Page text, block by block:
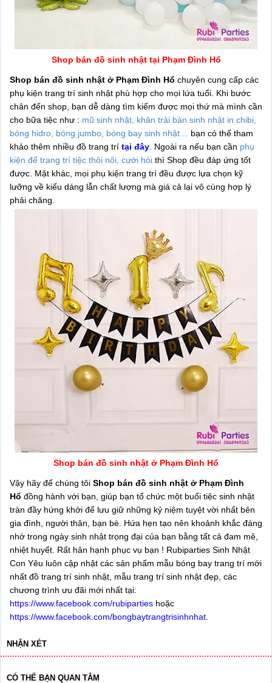
Shop bán đồ sinh nhật tại Phạm Đình Hổ
Shop bán đồ sinh nhật ở Phạm Đình Hổ chuyên cung cấp các
phụ kiện trang trí sinh nhật phù hợp cho mọi lứa tuổi. Khi bước
chân đến shop, bạn dễ dàng tìm kiếm được mọi thứ mà mình cần
cho bữa tiệc như : mũ sinh nhật, khăn trải bàn sinh nhật in chibi,
bóng hidro, bóng jumbo, bóng bay sinh nhật…
bạn có thể tham
khảo thêm nhiều đồ trang trí tại đây . Ngoài ra nếu bạn cần phụ
kiện để trang trí tiệc thôi nôi, cưới hỏi thì Shop đều đáp ứng tốt
được. Mặt khác, mọi phụ kiện trang trí đều được lựa chọn kỹ
lưỡng về kiểu dáng lẫn chất lượng mà giá cả lại vô cùng hợp lý
phải chăng.
Shop bán đồ sinh nhật ở Phạm Đình Hổ
Vậy hãy để chúng tôi Shop bán đồ sinh nhật ở Phạm Đình
Hổ đồng hành với bạn, giúp bạn tổ chức một buổi tiệc sinh nhật
tràn đầy hứng khởi để lưu giữ những kỷ niệm tuyệt vời nhất bên
gia đình, người thân, bạn bè. Hứa hẹn tạo nên khoảnh khắc đáng
nhớ trong ngày sinh nhật trọng đại của bạn bằng tất cả đam mê,
nhiệt huyết. Rất hân hạnh phục vụ bạn ! Rubiparties Sinh Nhật
Con Yêu luôn cập nhật các sản phẩm mẫu bóng bay trang trí mới
nhất đồ trang trí sinh nhật, mẫu trang trí sinh nhật đẹp, các
chương trình ưu đãi mới nhất tại:
https://www.facebook.com/rubiparties hoặc
https://www.facebook.com/bongbaytrangtrisinhnhat
NHẬN XÉT
CÓ THỂ BẠN QUAN TÂM